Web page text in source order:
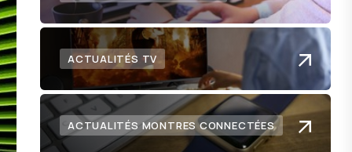
ACTUALITÉS TV
ACTUALITÉS MONTRES CONNECTÉES